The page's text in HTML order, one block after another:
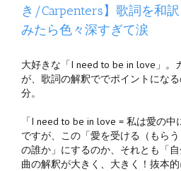
き/Carpenters】歌詞を和
みたら色々深すぎて涙
大好きな「I need to be in love」。
が、歌詞の解釈ででポイントにな
分。
「I need to be in love = 私は愛の
ですが、この「愛を受ける（もら
の誰か」にするのか、それとも「
曲の解釈が大きく、大きく！抜本